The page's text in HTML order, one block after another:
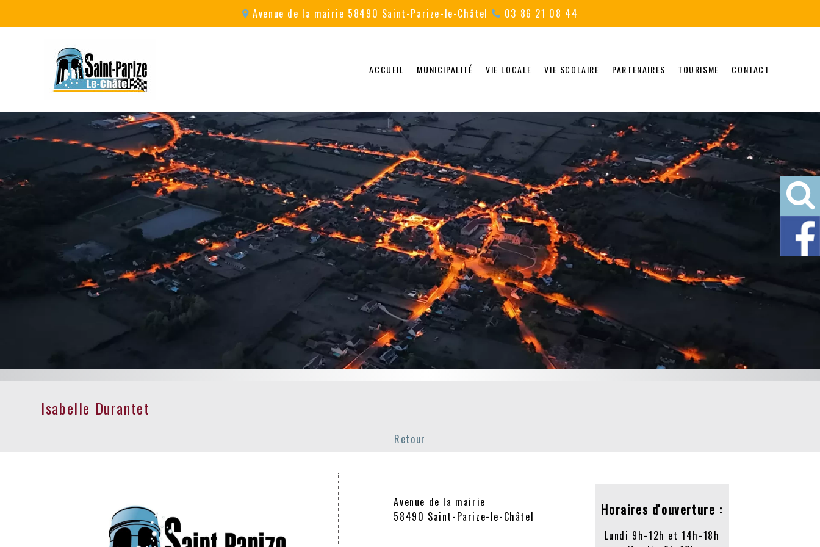
Avenue de la mairie 58490 Saint-Parize-le-Châtel 03 86 21 08 44
ACCUEIL MUNICIPALITÉ VIE LOCALE VIE SCOLAIRE PARTENAIRES TOURISME CONTACT
Un village festif
avec ses fêtes et commémorations...
A proximité du
circuit de Magny-Cours
Isabelle Durantet
Retour
Avenue de la mairie
58490 Saint-Parize-le-Châtel
Horaires d'ouverture :
Lundi 9h-12h et 14h-18h